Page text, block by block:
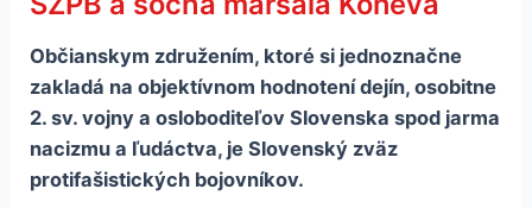
Občianskym združením, ktoré si jednoznačne
zakladá na objektívnom hodnotení dejín, osobitne
2. sv. vojny a osloboditeľov Slovenska spod jarma
nacizmu a ľudáctva, je Slovenský zväz
protifašistických bojovníkov.